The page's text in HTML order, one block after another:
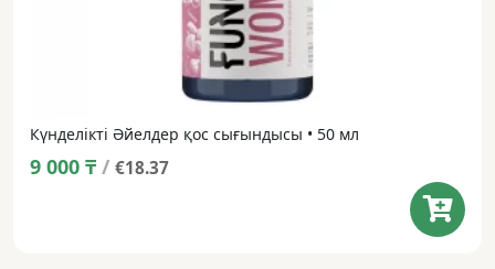
Күнделікті Әйелдер қос сығындысы • 50 мл
9 000 ₸ / €18.37